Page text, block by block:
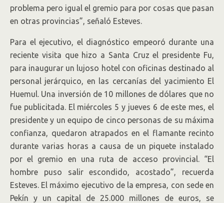
problema pero igual el gremio para por cosas que pasan
en otras provincias”, señaló Esteves.
Para el ejecutivo, el diagnóstico empeoró durante una
reciente visita que hizo a Santa Cruz el presidente Fu,
para inaugurar un lujoso hotel con oficinas destinado al
personal jerárquico, en las cercanías del yacimiento El
Huemul. Una inversión de 10 millones de dólares que no
fue publicitada. El miércoles 5 y jueves 6 de este mes, el
presidente y un equipo de cinco personas de su máxima
confianza, quedaron atrapados en el flamante recinto
durante varias horas a causa de un piquete instalado
por el gremio en una ruta de acceso provincial. “El
hombre puso salir escondido, acostado”, recuerda
Esteves. El máximo ejecutivo de la empresa, con sede en
Pekín y un capital de 25.000 millones de euros, se